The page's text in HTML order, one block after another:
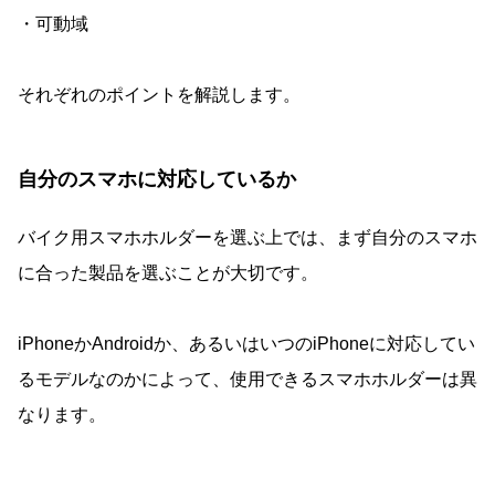
・可動域
それぞれのポイントを解説します。
自分のスマホに対応しているか
バイク用スマホホルダーを選ぶ上では、まず自分のスマホ
に合った製品を選ぶことが大切です。
iPhoneかAndroidか、あるいはいつのiPhoneに対応してい
るモデルなのかによって、使用できるスマホホルダーは異
なります。